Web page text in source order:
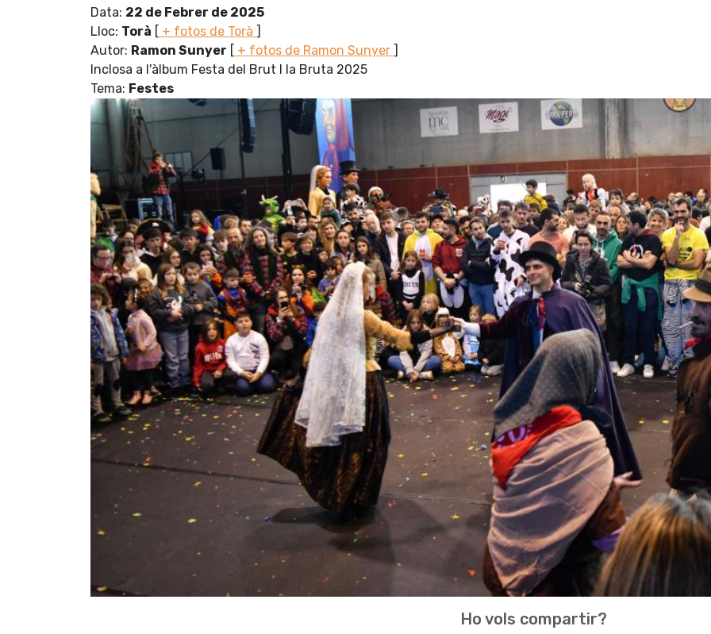
Data: 22 de Febrer de 2025
Lloc: Torà [ + fotos de Torà ]
Autor: Ramon Sunyer [ + fotos de Ramon Sunyer ]
Inclosa a l'àlbum Festa del Brut l la Bruta 2025
Tema: Festes
Ho vols compartir?